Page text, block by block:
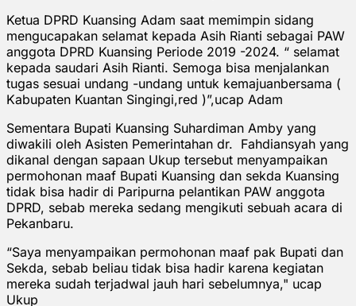
Ketua DPRD Kuansing Adam saat memimpin sidang
mengucapakan selamat kepada Asih Rianti sebagai PAW
anggota DPRD Kuansing Periode 2019 -2024. “ selamat
kepada saudari Asih Rianti. Semoga bisa menjalankan
tugas sesuai undang -undang untuk kemajuanbersama (
Kabupaten Kuantan Singingi,red )”,ucap Adam
Sementara Bupati Kuansing Suhardiman Amby yang
diwakili oleh Asisten Pemerintahan dr. Fahdiansyah yang
dikanal dengan sapaan Ukup tersebut menyampaikan
permohonan maaf Bupati Kuansing dan sekda Kuansing
tidak bisa hadir di Paripurna pelantikan PAW anggota
DPRD, sebab mereka sedang mengikuti sebuah acara di
Pekanbaru.
“Saya menyampaikan permohonan maaf pak Bupati dan
Sekda, sebab beliau tidak bisa hadir karena kegiatan
mereka sudah terjadwal jauh hari sebelumnya," ucap
Ukup